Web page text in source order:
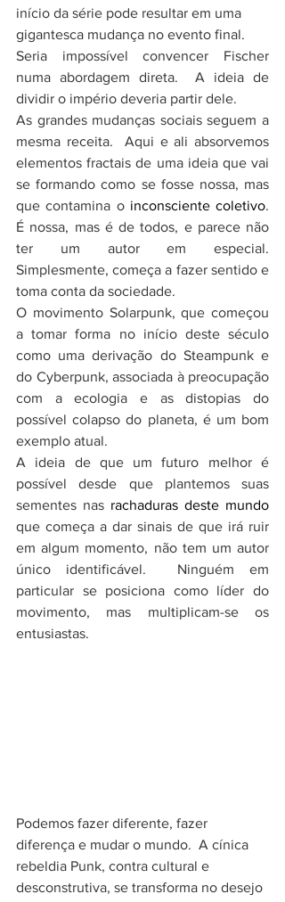
início da série pode resultar em uma
gigantesca mudança no evento final.
Seria impossível convencer Fischer
numa abordagem direta.  A ideia de
dividir o império deveria partir dele.
As grandes mudanças sociais seguem a
mesma receita.  Aqui e ali absorvemos
elementos fractais de uma ideia que vai
se formando como se fosse nossa, mas
que contamina o inconsciente coletivo.
É nossa, mas é de todos, e parece não
ter um autor em especial.
Simplesmente, começa a fazer sentido e
toma conta da sociedade.
O movimento Solarpunk, que começou
a tomar forma no início deste século
como uma derivação do Steampunk e
do Cyberpunk, associada à preocupação
com a ecologia e as distopias do
possível colapso do planeta, é um bom
exemplo atual.
A ideia de que um futuro melhor é
possível desde que plantemos suas
sementes nas rachaduras deste mundo
que começa a dar sinais de que irá ruir
em algum momento, não tem um autor
único identificável.  Ninguém em
particular se posiciona como líder do
movimento, mas multiplicam-se os
entusiastas.
Podemos fazer diferente, fazer
diferença e mudar o mundo.  A cínica
rebeldia Punk, contra cultural e
desconstrutiva, se transforma no desejo